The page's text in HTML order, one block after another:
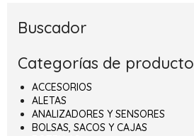
Buscador
Categorías de producto
ACCESORIOS
ALETAS
ANALIZADORES Y SENSORES
BOLSAS, SACOS Y CAJAS